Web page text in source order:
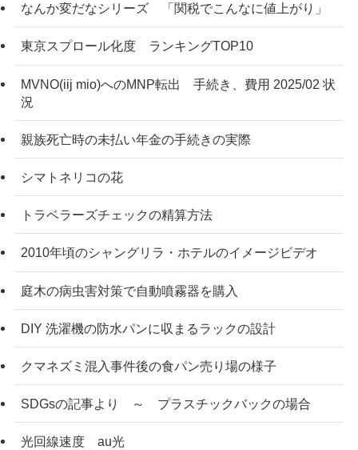
なんか変だなシリーズ 「関税でこんなに値上がり」
東京スプロール化度 ランキングTOP10
MVNO(iij mio)へのMNP転出 手続き、費用 2025/02 状
況
親族死亡時の未払い年金の手続きの実際
シマトネリコの花
トラベラーズチェックの精算方法
2010年頃のシャングリラ・ホテルのイメージビデオ
庭木の病虫害対策で自動噴霧器を購入
DIY 洗濯機の防水パンに収まるラックの設計
クマネズミ混入事件後の食パン売り場の様子
SDGsの記事より ～ プラスチックバックの場合
光回線速度 au光